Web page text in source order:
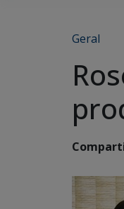
Geral